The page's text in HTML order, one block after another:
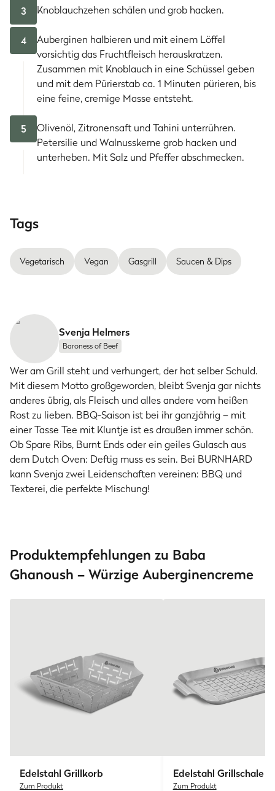
3 Knoblauchzehen schälen und grob hacken.
4
Auberginen halbieren und mit einem Löffel
vorsichtig das Fruchtfleisch herauskratzen.
Zusammen mit Knoblauch in eine Schüssel geben
und mit dem Pürierstab ca. 1 Minuten pürieren, bis
eine feine, cremige Masse entsteht.
5
Olivenöl, Zitronensaft und Tahini unterrühren.
Petersilie und Walnusskerne grob hacken und
unterheben. Mit Salz und Pfeffer abschmecken.
Tags
Vegetarisch Vegan Gasgrill Saucen & Dips
Svenja Helmers
Baroness of Beef
Wer am Grill steht und verhungert, der hat selber Schuld.
Mit diesem Motto großgeworden, bleibt Svenja gar nichts
anderes übrig, als Fleisch und alles andere vom heißen
Rost zu lieben. BBQ-Saison ist bei ihr ganzjährig – mit
einer Tasse Tee mit Kluntje ist es draußen immer schön.
Ob Spare Ribs, Burnt Ends oder ein geiles Gulasch aus
dem Dutch Oven: Deftig muss es sein. Bei BURNHARD
kann Svenja zwei Leidenschaften vereinen: BBQ und
Texterei, die perfekte Mischung!
Produktempfehlungen zu Baba
Ghanoush – Würzige Auberginencreme
Edelstahl Grillkorb
Zum Produkt
Edelstahl Grillschale
Zum Produkt